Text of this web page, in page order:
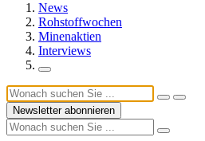
News
Rohstoffwochen
Minenaktien
Interviews
Newsletter abonnieren